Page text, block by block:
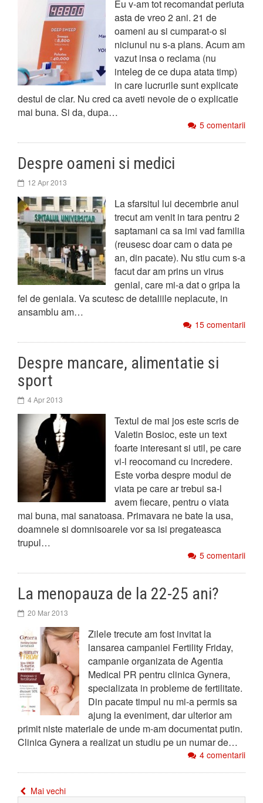
Eu v-am tot recomandat periuta
asta de vreo 2 ani. 21 de
oameni au si cumparat-o si
niciunul nu s-a plans. Acum am
vazut insa o reclama (nu
inteleg de ce dupa atata timp)
in care lucrurile sunt explicate
destul de clar. Nu cred ca aveti nevoie de o explicatie
mai buna. Si da, dupa…
5 comentarii
Despre oameni si medici
12 Apr 2013
La sfarsitul lui decembrie anul
trecut am venit in tara pentru 2
saptamani ca sa imi vad familia
(reusesc doar cam o data pe
an, din pacate). Nu stiu cum s-a
facut dar am prins un virus
genial, care mi-a dat o gripa la
fel de geniala. Va scutesc de detaliile neplacute, in
ansamblu am…
15 comentarii
Despre mancare, alimentatie si
sport
4 Apr 2013
Textul de mai jos este scris de
Valetin Bosioc, este un text
foarte interesant si util, pe care
vi-l reocomand cu incredere.
Este vorba despre modul de
viata pe care ar trebui sa-l
avem fiecare, pentru o viata
mai buna, mai sanatoasa. Primavara ne bate la usa,
doamnele si domnisoarele vor sa isi pregateasca
trupul…
5 comentarii
La menopauza de la 22-25 ani?
20 Mar 2013
Zilele trecute am fost invitat la
lansarea campaniei Fertility Friday,
campanie organizata de Agentia
Medical PR pentru clinica Gynera,
specializata in probleme de fertilitate.
Din pacate timpul nu mi-a permis sa
ajung la eveniment, dar ulterior am
primit niste materiale de unde m-am documentat putin.
Clinica Gynera a realizat un studiu pe un numar de…
4 comentarii
Mai vechi